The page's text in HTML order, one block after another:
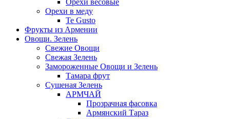
Орехи весовые
Орехи в меду
Te Gusto
Фрукты из Армении
Овощи. Зелень
Свежие Овощи
Свежая Зелень
Замороженные Овощи и Зелень
Тамара фрут
Сушеная Зелень
АРМЧАЙ
Прозрачная фасовка
Армянский Тараз